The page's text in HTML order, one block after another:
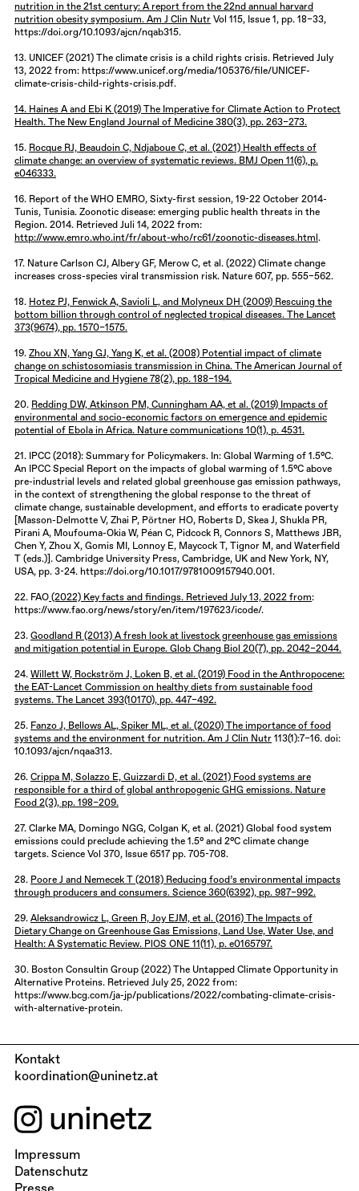
nutrition in the 21st century: A report from the 22nd annual harvard
nutrition obesity symposium. Am J Clin Nutr Vol 115, Issue 1, pp. 18–33,
https://doi.org/10.1093/ajcn/nqab315.
13. UNICEF (2021) The climate crisis is a child rights crisis. Retrieved July
13, 2022 from: https://www.unicef.org/media/105376/file/UNICEF-
climate-crisis-child-rights-crisis.pdf.
14. Haines A and Ebi K (2019) The Imperative for Climate Action to Protect
Health. The New England Journal of Medicine 380(3), pp. 263–273.
15. Rocque RJ, Beaudoin C, Ndjaboue C, et al. (2021) Health effects of
climate change: an overview of systematic reviews. BMJ Open 11(6), p.
e046333.
16. Report of the WHO EMRO, Sixty-first session, 19-22 October 2014-
Tunis, Tunisia. Zoonotic disease: emerging public health threats in the
Region. 2014. Retrieved Juli 14, 2022 from:
http://www.emro.who.int/fr/about-who/rc61/zoonotic-diseases.html .
17. Nature Carlson CJ, Albery GF, Merow C, et al. (2022) Climate change
increases cross-species viral transmission risk. Nature 607, pp. 555–562.
18. Hotez PJ, Fenwick A, Savioli L, and Molyneux DH (2009) Rescuing the
bottom billion through control of neglected tropical diseases. The Lancet
373(9674), pp. 1570–1575.
19. Zhou XN, Yang GJ, Yang K, et al. (2008) Potential impact of climate
change on schistosomiasis transmission in China. The American Journal of
Tropical Medicine and Hygiene 78(2), pp. 188–194.
20. Redding DW, Atkinson PM, Cunningham AA, et al. (2019) Impacts of
environmental and socio-economic factors on emergence and epidemic
potential of Ebola in Africa. Nature communications 10(1), p. 4531.
21. IPCC (2018): Summary for Policymakers. In: Global Warming of 1.5°C.
An IPCC Special Report on the impacts of global warming of 1.5°C above
pre-industrial levels and related global greenhouse gas emission pathways,
in the context of strengthening the global response to the threat of
climate change, sustainable development, and efforts to eradicate poverty
[Masson-Delmotte V, Zhai P, Pörtner HO, Roberts D, Skea J, Shukla PR,
Pirani A, Moufouma-Okia W, Péan C, Pidcock R, Connors S, Matthews JBR,
Chen Y, Zhou X, Gomis MI, Lonnoy E, Maycock T, Tignor M, and Waterfield
T (eds.)]. Cambridge University Press, Cambridge, UK and New York, NY,
USA, pp. 3-24. https://doi.org/10.1017/9781009157940.001.
22. FAO (2022) Key facts and findings. Retrieved July 13, 2022 from:
https://www.fao.org/news/story/en/item/197623/icode/.
23. Goodland R (2013) A fresh look at livestock greenhouse gas emissions
and mitigation potential in Europe. Glob Chang Biol 20(7), pp. 2042–2044.
24. Willett W, Rockström J, Loken B, et al. (2019) Food in the Anthropocene:
the EAT-Lancet Commission on healthy diets from sustainable food
systems. The Lancet 393(10170), pp. 447–492.
25. Fanzo J, Bellows AL, Spiker ML, et al. (2020) The importance of food
systems and the environment for nutrition. Am J Clin Nutr 113(1):7–16. doi:
10.1093/ajcn/nqaa313.
26. Crippa M, Solazzo E, Guizzardi D, et al. (2021) Food systems are
responsible for a third of global anthropogenic GHG emissions. Nature
Food 2(3), pp. 198–209.
27. Clarke MA, Domingo NGG, Colgan K, et al. (2021) Global food system
emissions could preclude achieving the 1.5° and 2°C climate change
targets. Science Vol 370, Issue 6517 pp. 705-708.
28. Poore J and Nemecek T (2018) Reducing food’s environmental impacts
through producers and consumers. Science 360(6392), pp. 987–992.
29. Aleksandrowicz L, Green R, Joy EJM, et al. (2016) The Impacts of
Dietary Change on Greenhouse Gas Emissions, Land Use, Water Use, and
Health: A Systematic Review. PlOS ONE 11(11), p. e0165797.
30. Boston Consultin Group (2022) The Untapped Climate Opportunity in
Alternative Proteins. Retrieved July 25, 2022 from:
https://www.bcg.com/ja-jp/publications/2022/combating-climate-crisis-
with-alternative-protein.
Kontakt
koordination@uninetz.at
Impressum
Datenschutz